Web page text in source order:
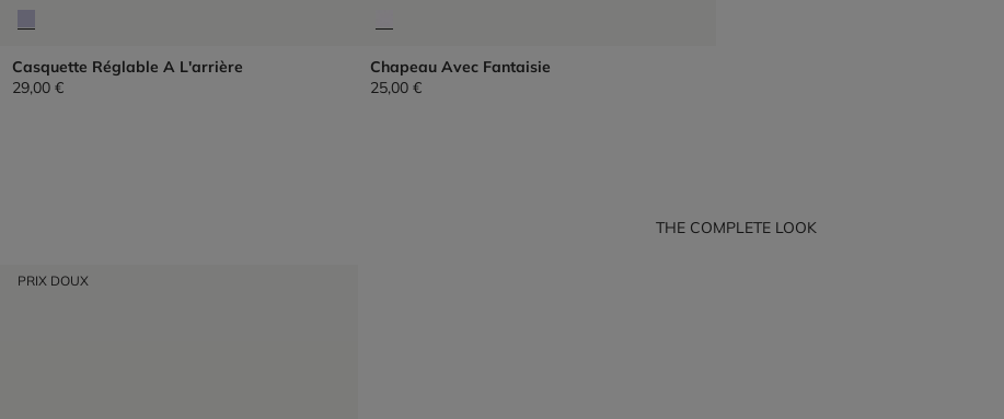
Casquette Réglable A L'arrière
29,00 €
Chapeau Avec Fantaisie
25,00 €
THE COMPLETE LOOK
PRIX DOUX